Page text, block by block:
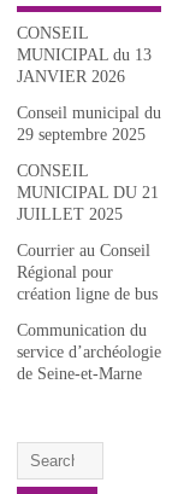
CONSEIL
MUNICIPAL du 13
JANVIER 2026
Conseil municipal du
29 septembre 2025
CONSEIL
MUNICIPAL DU 21
JUILLET 2025
Courrier au Conseil
Régional pour
création ligne de bus
Communication du
service d’archéologie
de Seine-et-Marne